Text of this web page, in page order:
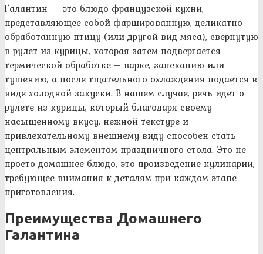
Галантин — это блюдо французской кухни,
представляющее собой фаршированную, деликатно
обработанную птицу (или другой вид мяса), свернутую
в рулет из курицы, которая затем подвергается
термической обработке – варке, запеканию или
тушению, а после тщательного охлаждения подается в
виде холодной закуски. В нашем случае, речь идет о
рулете из курицы, который благодаря своему
насыщенному вкусу, нежной текстуре и
привлекательному внешнему виду способен стать
центральным элементом праздничного стола. Это не
просто домашнее блюдо, это произведение кулинарии,
требующее внимания к деталям при каждом этапе
приготовления.
Преимущества Домашнего
Галантина